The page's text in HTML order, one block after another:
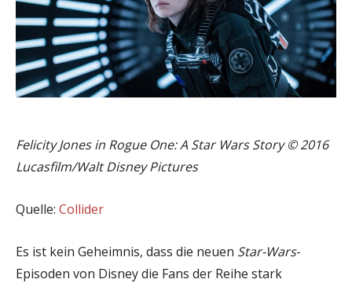
Felicity Jones in Rogue One: A Star Wars Story © 2016
Lucasfilm/Walt Disney Pictures
Quelle: Collider
Es ist kein Geheimnis, dass die neuen Star-Wars-
Episoden von Disney die Fans der Reihe stark